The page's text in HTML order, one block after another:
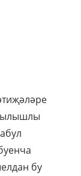
бу